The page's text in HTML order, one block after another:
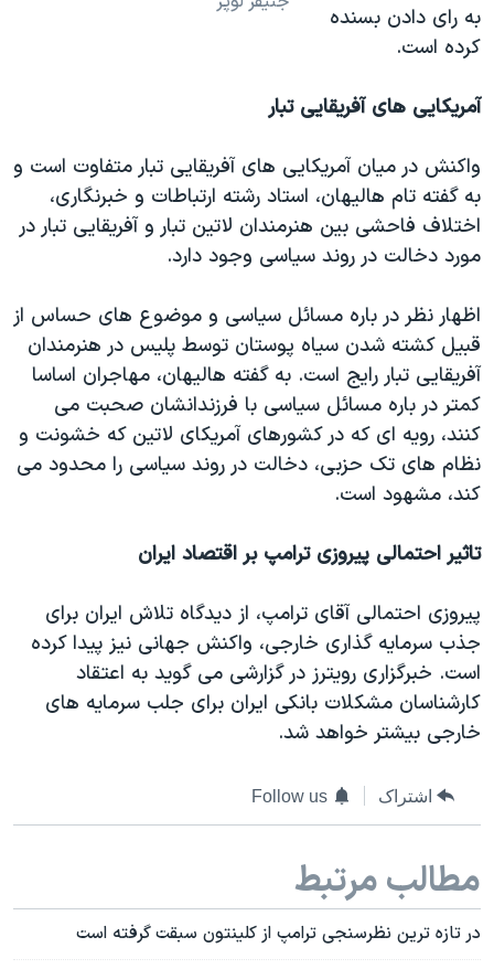
به رای دادن بسنده
کرده است.
آمریکایی های آفریقایی تبار
واکنش در میان آمریکایی های آفریقایی تبار متفاوت است و
به گفته تام هالیهان، استاد رشته ارتباطات و خبرنگاری،
اختلاف فاحشی بین هنرمندان لاتین تبار و آفریقایی تبار در
مورد دخالت در روند سیاسی وجود دارد.
اظهار نظر در باره مسائل سیاسی و موضوع های حساس از
قبیل کشته شدن سیاه پوستان توسط پلیس در هنرمندان
آفریقایی تبار رایج است. به گفته هالیهان، مهاجران اساسا
کمتر در باره مسائل سیاسی با فرزندانشان صحبت می
کنند، رویه ای که در کشورهای آمریکای لاتین که خشونت و
نظام های تک حزبی، دخالت در روند سیاسی را محدود می
کند، مشهود است.
تاثیر احتمالی پیروزی ترامپ بر اقتصاد ایران
پیروزی احتمالی آقای ترامپ، از دیدگاه تلاش ایران برای
جذب سرمایه گذاری خارجی، واکنش جهانی نیز پیدا کرده
است. خبرگزاری رویترز در گزارشی می گوید به اعتقاد
کارشناسان مشکلات بانکی ایران برای جلب سرمایه های
خارجی بیشتر خواهد شد.
اشتراک Follow us
مطالب مرتبط
در تازه ترین نظرسنجی ترامپ از کلینتون سبقت گرفته است